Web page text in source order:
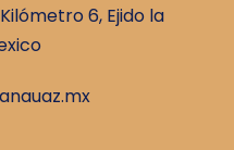
6, Ejido la